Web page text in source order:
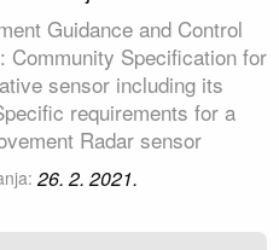
Guidance and Control
Community Specification for
sensor including its
requirements for a
Radar sensor
26. 2. 2021.